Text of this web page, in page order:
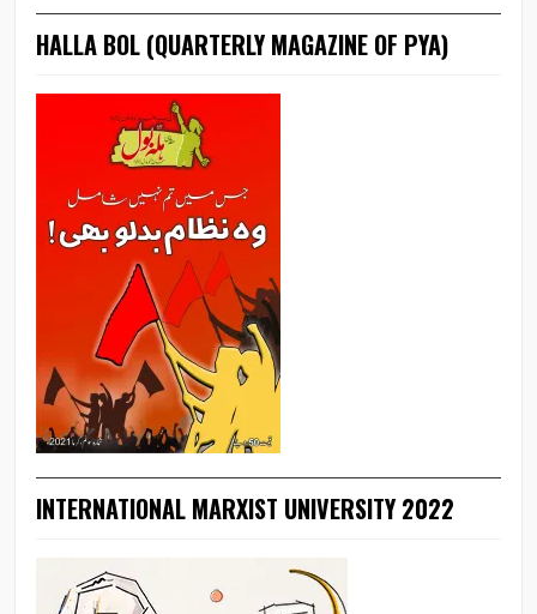
HALLA BOL (QUARTERLY MAGAZINE OF PYA)
INTERNATIONAL MARXIST UNIVERSITY 2022